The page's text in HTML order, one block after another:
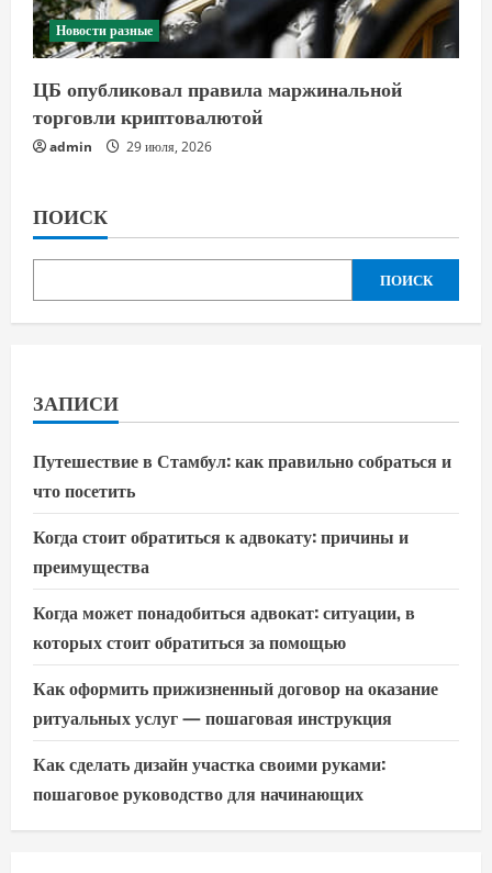
Новости разные
ЦБ опубликовал правила маржинальной
торговли криптовалютой
admin 29 июля, 2026
ПОИСК
ПОИСК
ЗАПИСИ
Путешествие в Стамбул: как правильно собраться и
что посетить
Когда стоит обратиться к адвокату: причины и
преимущества
Когда может понадобиться адвокат: ситуации, в
которых стоит обратиться за помощью
Как оформить прижизненный договор на оказание
ритуальных услуг — пошаговая инструкция
Как сделать дизайн участка своими руками:
пошаговое руководство для начинающих